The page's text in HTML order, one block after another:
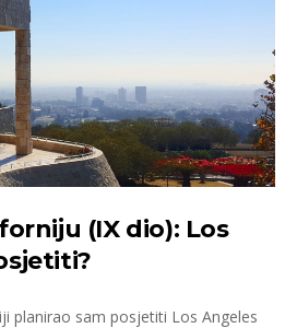
(IX dio): Los
planirao sam posjetiti Los Angeles